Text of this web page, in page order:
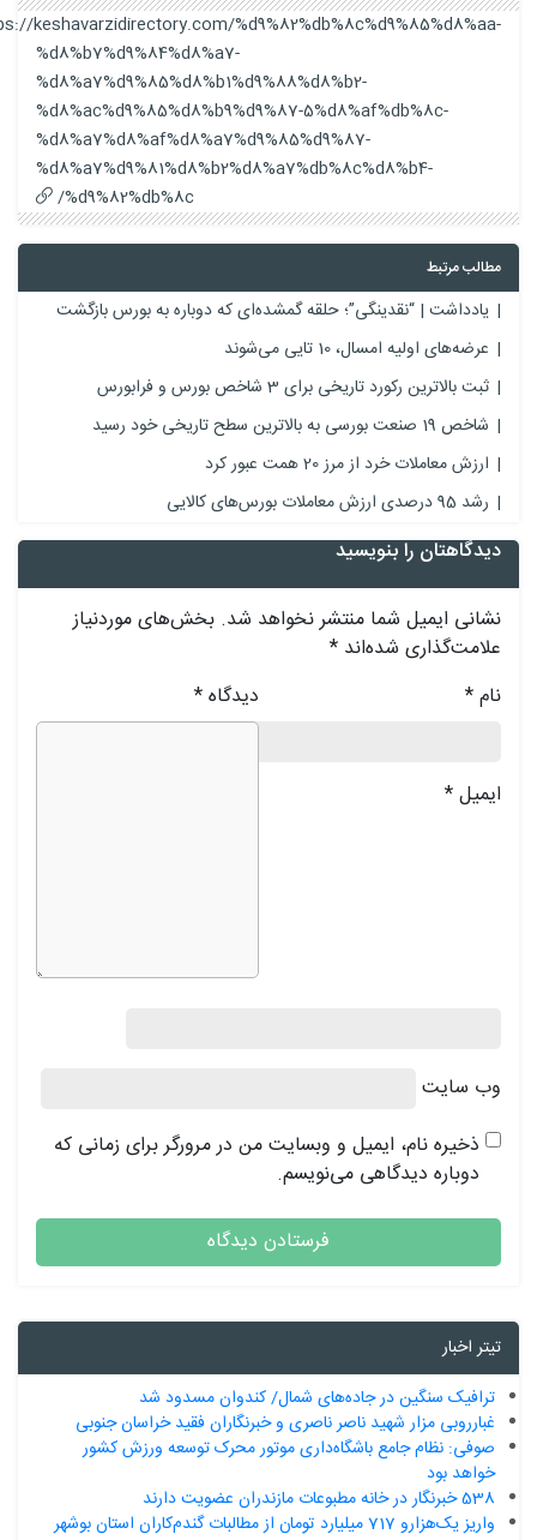
https://keshavarzidirectory.com/%d9%82%db%8c%d9%85%d8%aa-
%d8%b7%d9%84%d8%a7-
%d8%a7%d9%85%d8%b1%d9%88%d8%b2-
%d8%ac%d9%85%d8%b9%d9%87-5%d8%af%db%8c-
%d8%a7%d8%af%d8%a7%d9%85%d9%87-
%d8%a7%d9%81%d8%b2%d8%a7%db%8c%d8%b4-
%d9%82%db%8c/
مطالب مرتبط
یادداشت | “نقدینگی”؛ حلقه گمشده‌ای که دوباره به بورس بازگشت
عرضه‌های اولیه امسال، 10 تایی می‌شوند
ثبت بالاترین رکورد تاریخی برای 3 شاخص بورس و فرابورس
شاخص 19 صنعت بورسی به بالاترین سطح تاریخی خود رسید
ارزش معاملات خرد از مرز 20 همت عبور کرد
رشد 95 درصدی ارزش معاملات بورس‌های کالایی
دیدگاهتان را بنویسید
نشانی ایمیل شما منتشر نخواهد شد.بخش‌های موردنیاز
علامت‌گذاری شده‌اند*
دیدگاه* نام*
ایمیل*
وب‌ سایت
ذخیره نام، ایمیل و وبسایت من در مرورگر برای زمانی که
دوباره دیدگاهی می‌نویسم.
تیتر اخبار
ترافیک سنگین در جاده‌های شمال/ کندوان مسدود شد
غبارروبی مزار شهید ناصر ناصری و خبرنگاران فقید خراسان جنوبی
صوفی: نظام جامع باشگاه‌داری موتور محرک توسعه ورزش کشور
خواهد بود
538 خبرنگار در خانه مطبوعات مازندران عضویت دارند
واریز یک‌هزارو 717 میلیارد تومان از مطالبات گندم‌کاران استان بوشهر